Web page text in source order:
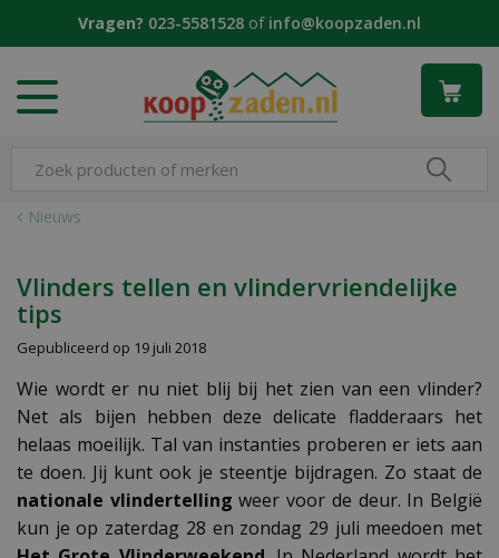
Nieuws
Vragen? 023-5581528 of info@koopzaden.nl
Vlinders tellen en vlindervriendelijke
tips
Gepubliceerd op 19 juli 2018
Wie wordt er nu niet blij bij het zien van een vlinder?
Net als bijen hebben deze delicate fladderaars het
helaas moeilijk. Tal van instanties proberen er iets aan
te doen. Jij kunt ook je steentje bijdragen. Zo staat de
nationale vlindertelling weer voor de deur. In België
kun je op zaterdag 28 en zondag 29 juli meedoen met